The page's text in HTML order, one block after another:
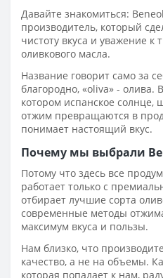
Давайте знакомиться:
производитель, который
чистоту вкуса и уважение к
оливкового масла.
Название говорит само за
благородно, «oliva» - олива.
котором испанское
отжим превращаются в
понимает настоящий вкус.
Почему мы выбрали
Потому что здесь все
работает только с
отбирает лучшие сорта
современные методы
максимум вкуса и пользы.
Нам близко, что
качество, а не на объемы.
которая попадает к нам,